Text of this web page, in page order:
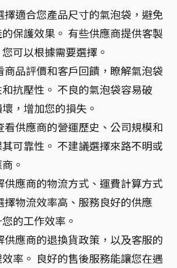
擇適合您產品尺寸的氣泡袋，避免
保護效果。 有些供應商提供客製
可以根據需要選擇。
商品評價和客戶回饋，瞭解氣泡袋
抗壓性。 不良的氣泡袋容易破
，增加您的損失。
看供應商的營運歷史、公司規模和
可靠性。 不建議選擇來路不明或
。
供應商的物流方式、運費計算方式
擇物流效率高、服務良好的供應
的工作效率。
供應商的退換貨政策，以及客服的
率。 良好的售後服務能讓您在遇